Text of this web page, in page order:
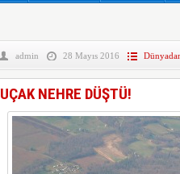
ESKİ POP
TRUMP’IN
YILIN İLK ALTI
ZARAR AÇIKLADI
ABD FLY
KALDIRDI
admin 28 Mayıs 2016
UÇAK NEHRE DÜŞTÜ!